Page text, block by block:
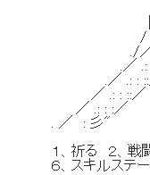
// /::／:/
∥. : ／: :/
/ ::／: : :/
./／.: : :
.／ .: : ::
.／ .: : ::
／ .: : ::
／ .: : :
. ／ : 彡"
１、祈る ２、
６、スキルステ